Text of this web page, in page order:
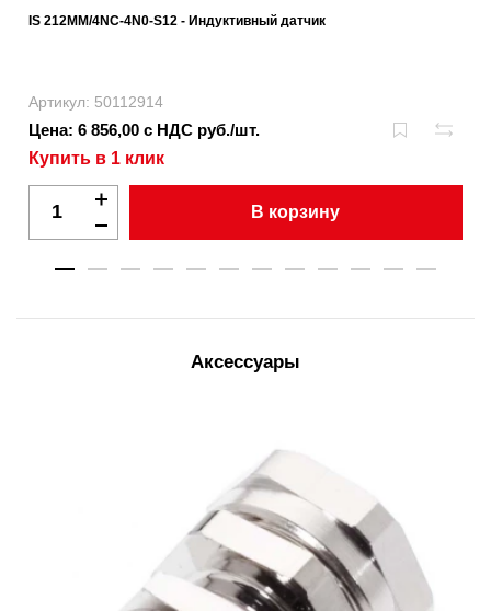
IS 212MM/4NC-4N0-S12 - Индуктивный датчик
Артикул: 50112914
Цена: 6 856,00 с НДС руб./шт.
Купить в 1 клик
В корзину
Аксессуары